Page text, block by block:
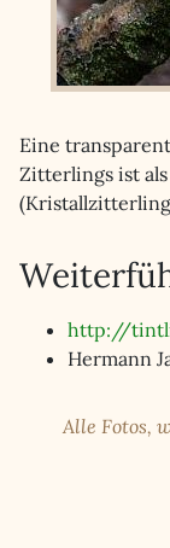
Eine
Zitterlings ist
http://
Hermann
Alle Fotos,